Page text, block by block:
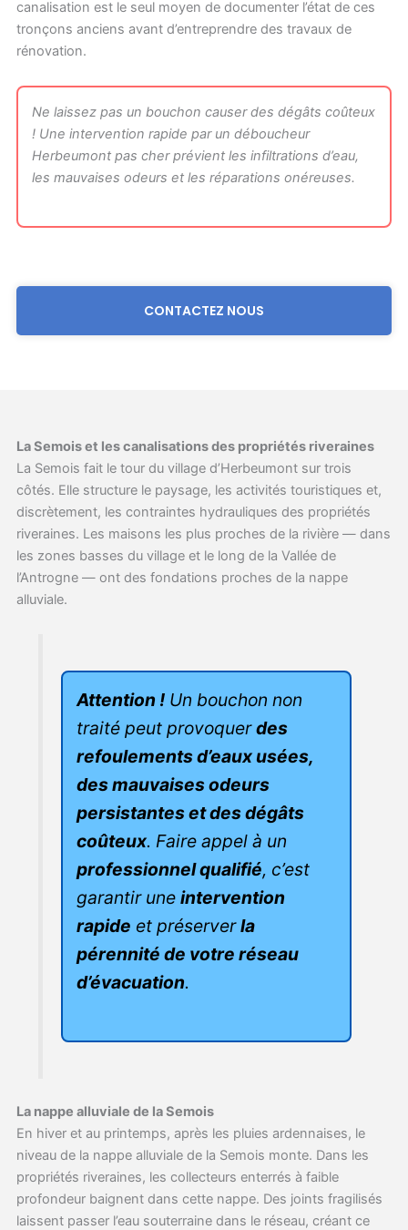
canalisation est le seul moyen de documenter l’état de ces
tronçons anciens avant d’entreprendre des travaux de
rénovation.
Ne laissez pas un bouchon causer des dégâts coûteux
! Une intervention rapide par un déboucheur
Herbeumont pas cher prévient les infiltrations d’eau,
les mauvaises odeurs et les réparations onéreuses.
CONTACTEZ NOUS
La Semois et les canalisations des propriétés riveraines
La Semois fait le tour du village d’Herbeumont sur trois
côtés. Elle structure le paysage, les activités touristiques et,
discrètement, les contraintes hydrauliques des propriétés
riveraines. Les maisons les plus proches de la rivière — dans
les zones basses du village et le long de la Vallée de
l’Antrogne — ont des fondations proches de la nappe
alluviale.
Attention ! Un bouchon non
traité peut provoquerdes
refoulements d’eaux usées,
des mauvaises odeurs
persistantes et des dégâts
coûteux. Faire appel à un
professionnel qualifié, c’est
garantir uneintervention
rapide et préserverla
pérennité de votre réseau
d’évacuation.
La nappe alluviale de la Semois
En hiver et au printemps, après les pluies ardennaises, le
niveau de la nappe alluviale de la Semois monte. Dans les
propriétés riveraines, les collecteurs enterrés à faible
profondeur baignent dans cette nappe. Des joints fragilisés
laissent passer l’eau souterraine dans le réseau, créant ce